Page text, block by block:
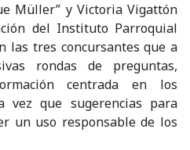
Müller” y Victoria Vigattón
del Instituto Parroquial
las tres concursantes que a
rondas de preguntas,
centrada en los
vez que sugerencias para
un uso responsable de los